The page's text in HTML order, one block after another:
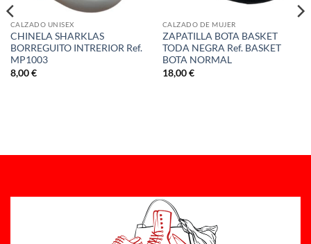
CALZADO UNISEX
CHINELA SHARKLAS
BORREGUITO INTRERIOR Ref.
MP1003
8,00€
CALZADO DE MUJER
ZAPATILLA BOTA BASKET
TODA NEGRA Ref. BASKET
BOTA NORMAL
18,00€